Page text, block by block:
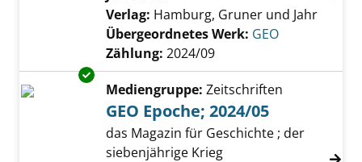
Verlag: Hamburg, Gruner und Jahr
Übergeordnetes Werk: GEO
Zählung: 2024/09
Exemplar-Details von GEO Epoche; 2024/05
Mediengruppe: Zeitschriften
GEO Epoche; 2024/05
das Magazin für Geschichte ; der
siebenjährige Krieg